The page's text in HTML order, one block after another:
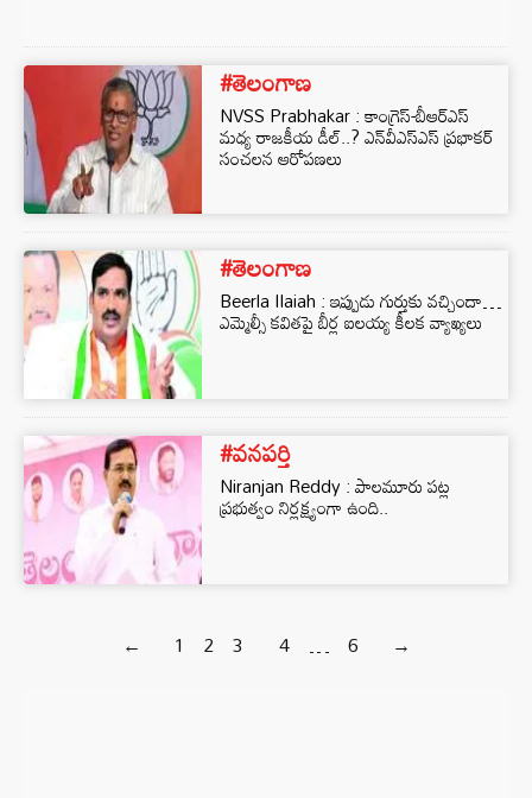
#తెలంగాణ
NVSS Prabhakar : కాంగ్రెస్-బీఆర్‌ఎస్
మధ్య రాజకీయ డీల్‌..? ఎన్‌వీఎస్‌ఎస్ ప్రభాకర్
సంచలన ఆరోపణలు
#తెలంగాణ
Beerla Ilaiah : ఇప్పుడు గుర్తుకు వచ్చిందా…
ఎమ్మెల్సీ కవితపై బీర్ల ఐలయ్య కీలక వ్యాఖ్యలు
#వనపర్తి
Niranjan Reddy : పాలమూరు పట్ల
ప్రభుత్వం నిర్లక్ష్యంగా ఉంది..
← 1 2 3 4 … 6 →